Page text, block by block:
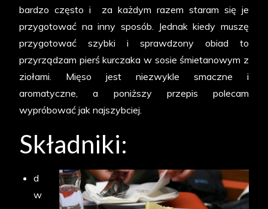
bardzo często i za każdym razem staram się je
przygotować na inny sposób. Jednak kiedy muszę
przygotować szybki i sprawdzony obiad to
przyrządzam pierś kurczaka w sosie śmietanowym z
ziołami. Mięso jest niezwykle smaczne i
aromatyczne, a poniższy przepis polecam
wypróbować jak najszybciej.
Składniki:
d
w